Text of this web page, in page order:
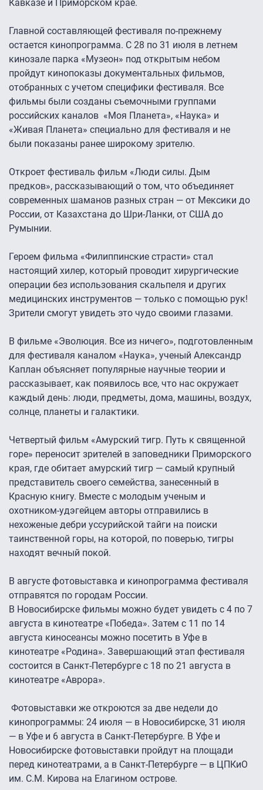
Кавказе и Приморском крае.
Главной составляющей фестиваля по-прежнему
остается кинопрограмма. С 28 по 31 июля в летнем
кинозале парка «Музеон» под открытым небом
пройдут кинопоказы документальных фильмов,
отобранных с учетом специфики фестиваля. Все
фильмы были созданы съемочными группами
российских каналов «Моя Планета», «Наука» и
«Живая Планета» специально для фестиваля и не
были показаны ранее широкому зрителю.
Откроет фестиваль фильм «Люди силы. Дым
предков», рассказывающий о том, что объединяет
современных шаманов разных стран — от Мексики до
России, от Казахстана до Шри-Ланки, от США до
Румынии.
Героем фильма «Филиппинские страсти» стал
настоящий хилер, который проводит хирургические
операции без использования скальпеля и других
медицинских инструментов — только с помощью рук!
Зрители смогут увидеть это чудо своими глазами.
В фильме «Эволюция. Все из ничего», подготовленным
для фестиваля каналом «Наука», ученый Александр
Каплан объясняет популярные научные теории и
рассказывает, как появилось все, что нас окружает
каждый день: люди, предметы, дома, машины, воздух,
солнце, планеты и галактики.
Четвертый фильм «Амурский тигр. Путь к священной
горе» переносит зрителей в заповедники Приморского
края, где обитает амурский тигр — самый крупный
представитель своего семейства, занесенный в
Красную книгу. Вместе с молодым ученым и
охотником-удэгейцем авторы отправились в
нехоженые дебри уссурийской тайги на поиски
таинственной горы, на которой, по поверью, тигры
находят вечный покой.
В августе фотовыставка и кинопрограмма фестиваля
отправятся по городам России.
В Новосибирске фильмы можно будет увидеть с 4 по 7
августа в кинотеатре «Победа». Затем с 11 по 14
августа киносеансы можно посетить в Уфе в
кинотеатре «Родина». Завершающий этап фестиваля
состоится в Санкт-Петербурге с 18 по 21 августа в
кинотеатре «Аврора».
Фотовыставки же откроются за две недели до
кинопрограммы: 24 июля — в Новосибирске, 31 июля
— в Уфе и 6 августа в Санкт-Петербурге. В Уфе и
Новосибирске фотовыставки пройдут на площади
перед кинотеатрами, а в Санкт-Петербурге — в ЦПКиО
им. С.М. Кирова на Елагином острове.